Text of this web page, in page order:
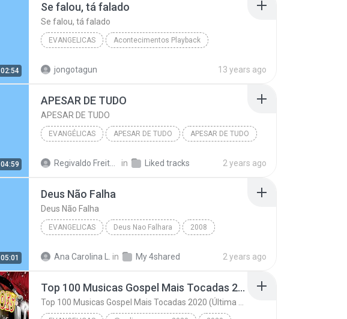
02:54
Se falou, tá falado
Se falou, tá falado
EVANGELICAS Acontecimentos Playback
jongotagun 13 years ago
04:59
APESAR DE TUDO
APESAR DE TUDO
EVANGÉLICAS APESAR DE TUDO APESAR DE TUDO
in Liked tracks 2 years ago
05:01
Deus Não Falha
Deus Não Falha
EVANGELICAS Deus Nao Falhara 2008
Ana Carolina L. in My 4shared 2 years ago
Top 100 Musicas Gospel Mais Tocadas 2020 (Última atualização 2020) - Louvores e Adoração 2020